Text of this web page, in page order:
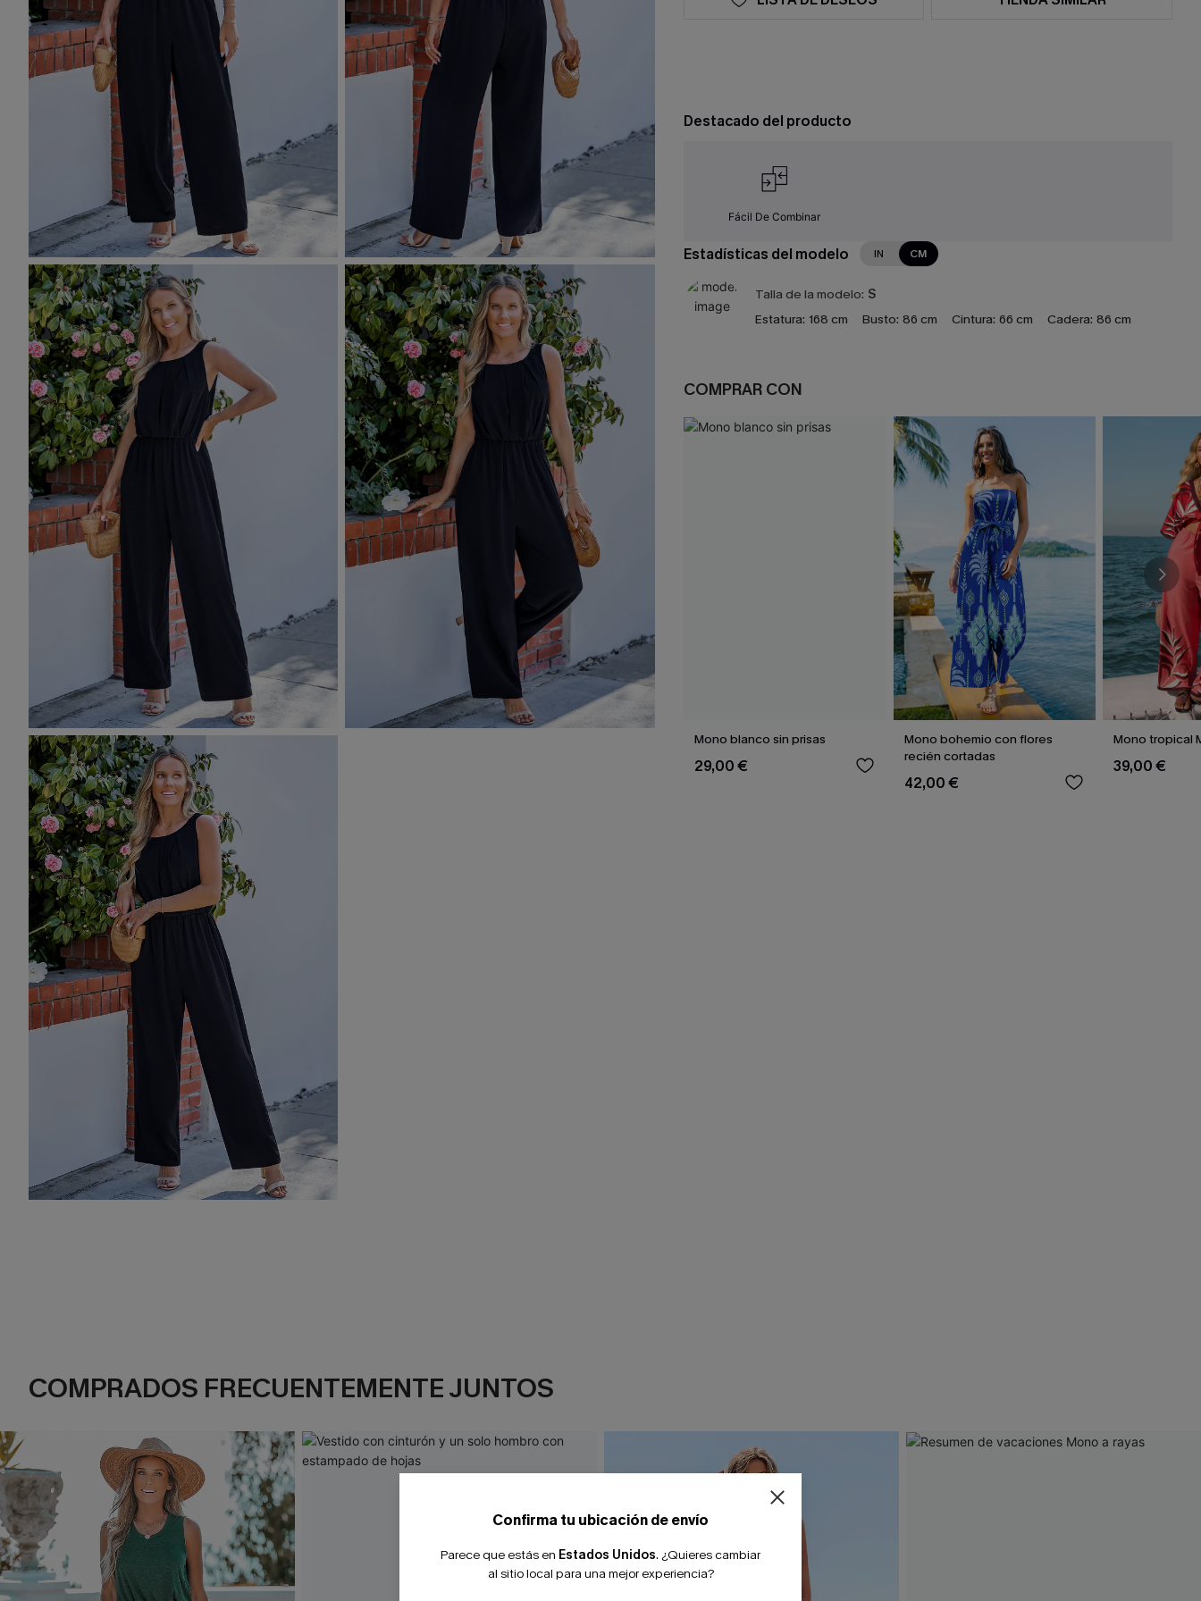
Destacado del producto
Fácil De Combinar
Estadísticas del modelo IN CM
Talla de la modelo: S
Estatura: 168 cm Busto: 86 cm Cintura: 66 cm Cadera: 86 cm
COMPRAR CON
Mono blanco sin prisas
29,00 €
Mono bohemio con flores
recién cortadas
42,00 €
Mono tropical
39,00 €
COMPRADOS FRECUENTEMENTE JUNTOS
Confirma tu ubicación de envío
Parece que estás en Estados Unidos. ¿Quieres cambiar
al sitio local para una mejor experiencia?
-10% extra sin compra mínima